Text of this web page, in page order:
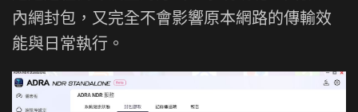
內網封包，又完全不會影響原本網路的傳輸效
能與日常執行。